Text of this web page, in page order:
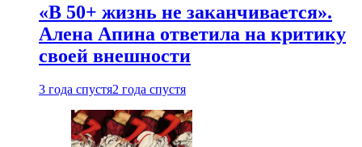
«В 50+ жизнь не заканчивается».
Алена Апина ответила на критику
своей внешности
3 года спустя2 года спустя